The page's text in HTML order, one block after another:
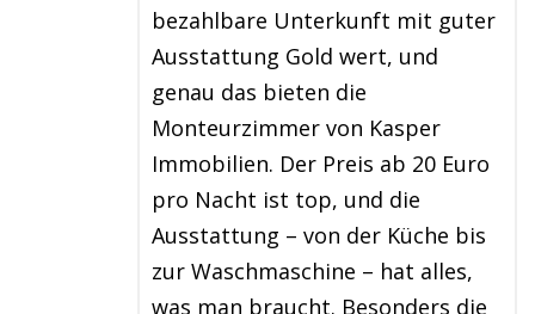
bezahlbare Unterkunft mit guter
Ausstattung Gold wert, und
genau das bieten die
Monteurzimmer von Kasper
Immobilien. Der Preis ab 20 Euro
pro Nacht ist top, und die
Ausstattung – von der Küche bis
zur Waschmaschine – hat alles,
was man braucht. Besonders die